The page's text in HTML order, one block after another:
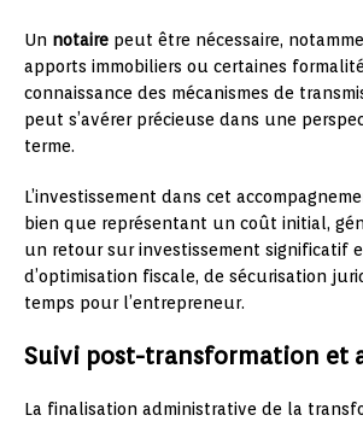
Un notaire peut être nécessaire,
apports immobiliers ou certaines
connaissance des mécanismes de
peut s’avérer précieuse dans une
terme.
L’investissement dans cet
bien que représentant un coût initial,
un retour sur investissement significatif
d’optimisation fiscale, de sécurisation
temps pour l’entrepreneur.
Suivi post-transformation et
La finalisation administrative de la